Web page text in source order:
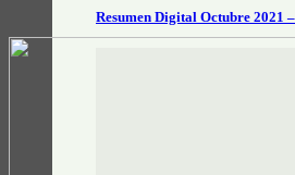
Resumen Digital Octubre 2021